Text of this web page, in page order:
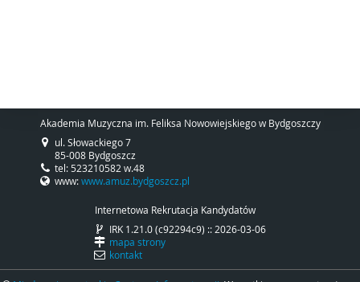
Akademia Muzyczna im. Feliksa Nowowiejskiego w Bydgoszczy
ul. Słowackiego 7
85-008 Bydgoszcz
tel: 523210582 w.48
www:www.amuz.bydgoszcz.pl
Internetowa Rekrutacja Kandydatów
IRK 1.21.0 (c92294c9) :: 2026-03-06
mapa strony
kontakt